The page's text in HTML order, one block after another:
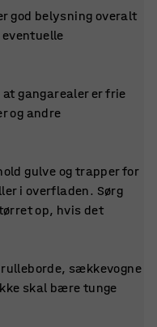
god belysning overalt
at gangarealer er frie
og andre
gulve og trapper for
i overfladen. Sørg
op, hvis det
sækkevogne
skal bære tunge